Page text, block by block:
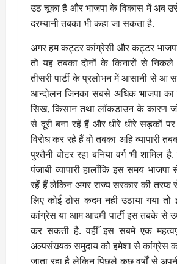
उठ चूका है और भाजपा के विकास में अब
दरम्यानी तबका भी कहा जा सकता है.
अगर हम कट्टर कांग्रेसी और कट्टर
तो यह तबका दोनों के किनारों से
तीसरी पार्टी के प्रलोभन में आसानी से
आन्दोलन जिनका सबसे अधिक भाजपा का
सिख, किसान तथा लॉकडाउन के कारण
से दूरी बना रहें हैं और धीरे धीरे सड़कों
विरोध कर रहे हैं वो तबका अहि व्यापारी
पुश्तैनी वोटर रहा बनिया वर्ग भी शामिल है.
पंजाबी व्यापारी हालाँकि इस समय भाजपा
रहें हैं लेकिन अगर राज्य सरकार की
लिए कोई ठोस कदम नही उठाया गया तो
कांग्रेस या आम आदमी पार्टी इस तबके से
कर सकती है. वहीँ इस सबमे एक
अल्पसंख्यक समुदाय को हमेशा से कांग्रेस
जाता रहा है लेकिन पिछले कुछ वर्षों से